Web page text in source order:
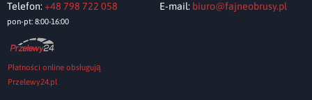
Telefon: +48 798 722 058
pon-pt: 8:00-16:00
E-mail: biuro@fajneobrusy.pl
Płatności online obsługują
Przelewy24.pl